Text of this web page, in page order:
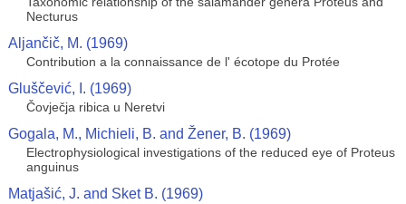
Necturus
Aljančič, M. (1969)
Contribution a la connaissance de l' écotope du Protée
Gluščević, I. (1969)
Čovječja ribica u Neretvi
Gogala, M., Michieli, B. and Žener, B. (1969)
Electrophysiological investigations of the reduced eye of Proteus
anguinus
Matjašić, J. and Sket B. (1969)